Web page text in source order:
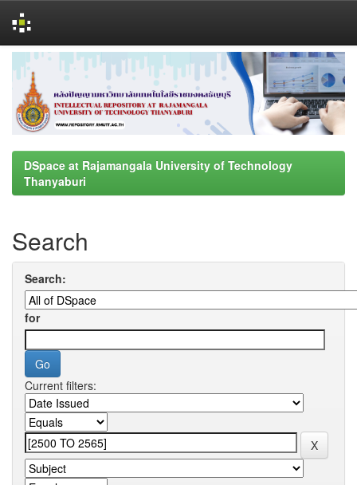
navigation
DSpace at Rajamangala University of Technology
Thanyaburi
Search
Search:
for
Current filters: